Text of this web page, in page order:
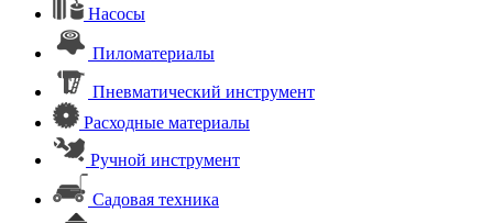
Насосы
Пиломатериалы
Пневматический инструмент
Расходные материалы
Ручной инструмент
Садовая техника